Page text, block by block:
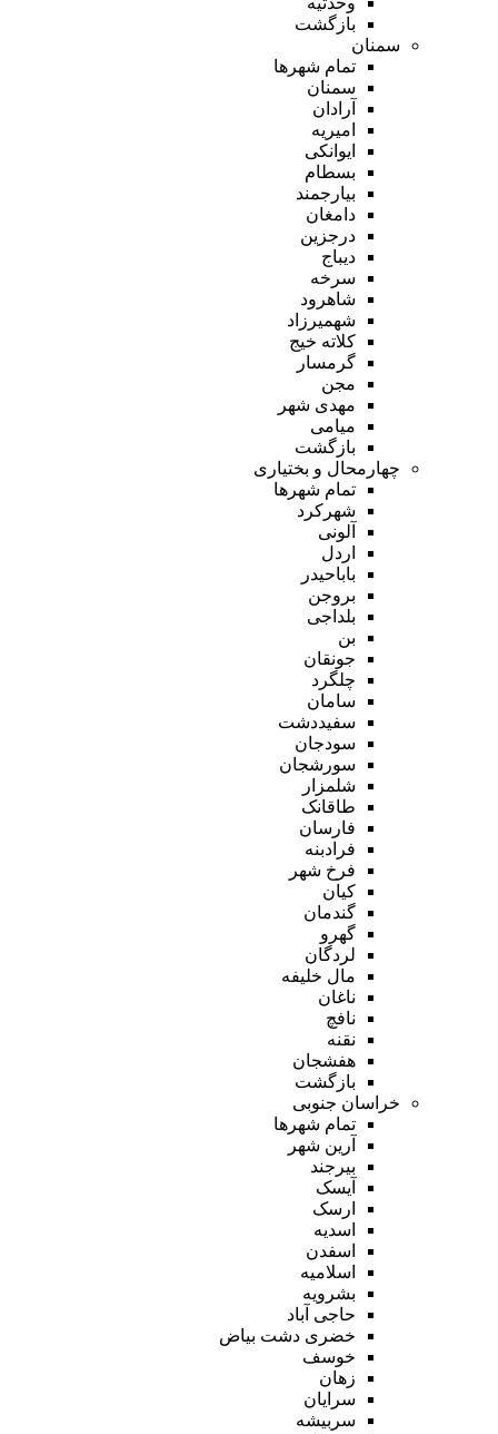
بازگشت
سمنان
تمام شهر‌ها
سمنان
آرادان
امیریه
ایوانکی
بسطام
بیارجمند
دامغان
درجزین
دیباج
سرخه
شاهرود
شهمیرزاد
کلاته خیج
گرمسار
مجن
مهدی شهر
میامی
بازگشت
چهارمحال و بختیاری
تمام شهر‌ها
شهرکرد
آلونی
اردل
باباحیدر
بروجن
بلداجی
بن
جونقان
چلگرد
سامان
سفیددشت
سودجان
سورشجان
شلمزار
طاقانک
فارسان
فرادبنه
فرخ شهر
کیان
گندمان
گهرو
لردگان
مال خلیفه
ناغان
نافچ
نقنه
هفشجان
بازگشت
خراسان جنوبی
تمام شهر‌ها
آرین شهر
بیرجند
آیسک
ارسک
اسدیه
اسفدن
اسلامیه
بشرویه
حاجی آباد
خضری دشت بیاض
خوسف
زهان
سرایان
سربیشه